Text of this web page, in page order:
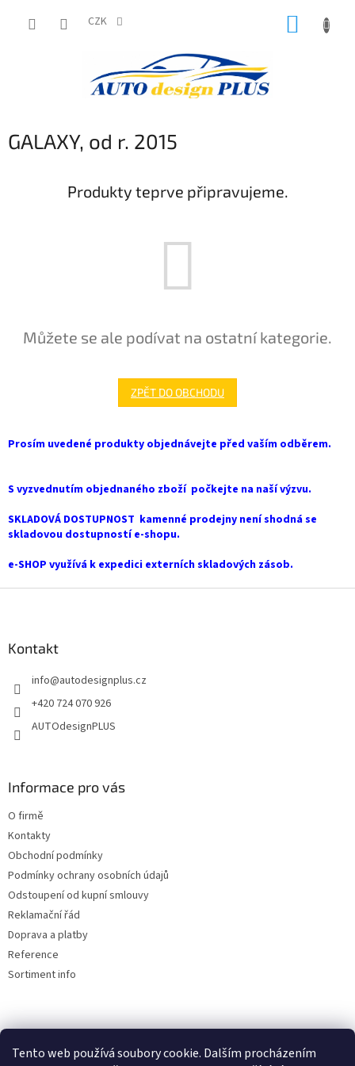
Tento web používá soubory cookie. Dalším procházením
CZK
GALAXY, od r. 2015
Produkty teprve připravujeme.
Můžete se ale podívat na ostatní kategorie.
ZPĚT DO OBCHODU
Prosím uvedené produkty objednávejte před vaším odběrem.
S vyzvednutím objednaného zboží počkejte na naší výzvu.
SKLADOVÁ DOSTUPNOST kamenné prodejny není shodná se
skladovou dostupností e-shopu.
e-SHOP využívá k expedici externích skladových zásob.
Kontakt
info@autodesignplus.cz
+420 724 070 926
AUTOdesignPLUS
Informace pro vás
O firmě
Kontakty
Obchodní podmínky
Podmínky ochrany osobních údajů
Odstoupení od kupní smlouvy
Reklamační řád
Doprava a platby
Reference
Sortiment info
Reklamační řád